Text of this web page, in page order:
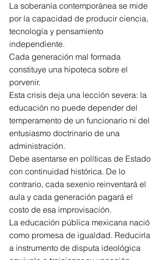
La soberanía contemporánea se mide
por la capacidad de producir ciencia,
tecnología y pensamiento
independiente.
Cada generación mal formada
constituye una hipoteca sobre el
porvenir.
Esta crisis deja una lección severa: la
educación no puede depender del
temperamento de un funcionario ni del
entusiasmo doctrinario de una
administración.
Debe asentarse en políticas de Estado
con continuidad histórica. De lo
contrario, cada sexenio reinventará el
aula y cada generación pagará el
costo de esa improvisación.
La educación pública mexicana nació
como promesa de igualdad. Reducirla
a instrumento de disputa ideológica